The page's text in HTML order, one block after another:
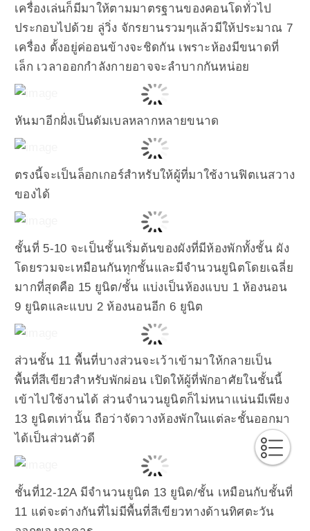
เครื่องเล่นก็มีมาให้ตามมาตรฐานของคอนโดทั่วไป
ประกอบไปด้วย ลู่วิ่ง จักรยานรวมๆแล้วมีให้ประมาณ 7
เครื่อง ตั้งอยู่ค่ออนข้างจะชิดกัน เพราะห้องมีขนาดที่
เล็ก เวลาออกกำลังกายอาจจะลำบากกันหน่อย
หันมาอีกฝั่งเป็นดัมเบลหลากหลายขนาด
ตรงนี้จะเป็นล็อกเกอร์สำหรับให้ผู้ที่มาใช้งานฟิตเนสวาง
ของได้
ชั้นที่ 5-10 จะเป็นชั้นเริ่มต้นของผังที่มีห้องพักทั้งชั้น ผัง
โดยรวมจะเหมือนกันทุกชั้นและมีจำนวนยูนิตโดยเฉลี่ย
มากที่สุดคือ 15 ยูนิต/ชั้น แบ่งเป็นห้องแบบ 1 ห้องนอน
9 ยูนิตและแบบ 2 ห้องนอนอีก 6 ยูนิต
ส่วนชั้น 11 พื้นที่บางส่วนจะเว้าเข้ามาให้กลายเป็น
พื้นที่สีเขียวสำหรับพักผ่อน เปิดให้ผู้ที่พักอาศัยในชั้นนี้
เข้าไปใช้งานได้ ส่วนจำนวนยูนิตก็ไม่หนาแน่นมีเพียง
13 ยูนิตเท่านั้น ถือว่าจัดวางห้องพักในแต่ละชั้นออกมา
ได้เป็นส่วนตัวดี
ชั้นที่12-12A มีจำนวนยูนิต 13 ยูนิต/ชั้น เหมือนกับชั้นที่
11 แต่จะต่างกันที่ไม่มีพื้นที่สีเขียวทางด้านทิศตะวัน